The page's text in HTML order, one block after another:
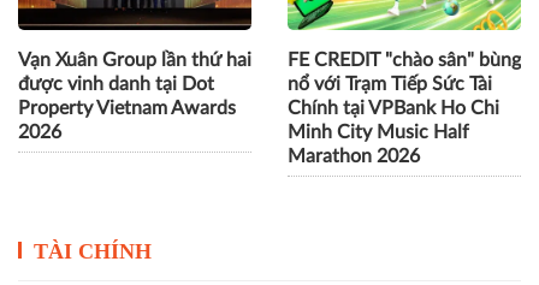
Vạn Xuân Group lần thứ hai
được vinh danh tại Dot
Property Vietnam Awards
2026
FE CREDIT "chào sân" bùng
nổ với Trạm Tiếp Sức Tài
Chính tại VPBank Ho Chi
Minh City Music Half
Marathon 2026
TÀI CHÍNH